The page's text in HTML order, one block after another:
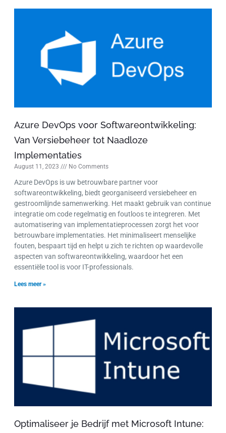
Azure DevOps voor Softwareontwikkeling:
Van Versiebeheer tot Naadloze
Implementaties
August 11, 2023 No Comments
Azure DevOps is uw betrouwbare partner voor
softwareontwikkeling, biedt georganiseerd versiebeheer en
gestroomlijnde samenwerking. Het maakt gebruik van continue
integratie om code regelmatig en foutloos te integreren. Met
automatisering van implementatieprocessen zorgt het voor
betrouwbare implementaties. Het minimaliseert menselijke
fouten, bespaart tijd en helpt u zich te richten op waardevolle
aspecten van softwareontwikkeling, waardoor het een
essentiële tool is voor IT-professionals.
Lees meer »
Optimaliseer je Bedrijf met Microsoft Intune: